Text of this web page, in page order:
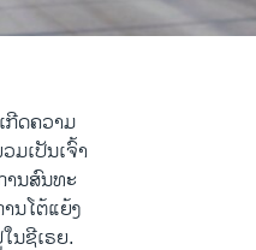
ກີດ​ຄວາມ
ມ​ເປັນ​ເຈົ້າ
ານ​ສົນທະ
ນ​ໂຕ້​ແຍ້​ງ
ນ​ຊີ​ເຣຍ.